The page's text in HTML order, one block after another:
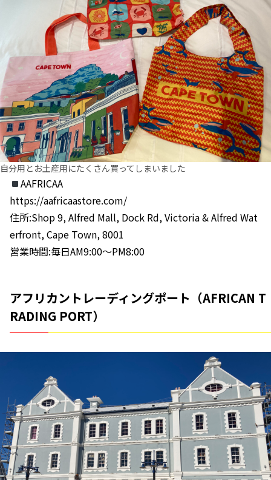
自分用とお土産用にたくさん買ってしまいました
AAFRICAA
https://aafricaastore.com/
住所:Shop 9, Alfred Mall, Dock Rd, Victoria & Alfred Wat
erfront, Cape Town, 8001
営業時間:毎日AM9:00〜PM8:00
アフリカントレーディングポート（AFRICAN T
RADING PORT）